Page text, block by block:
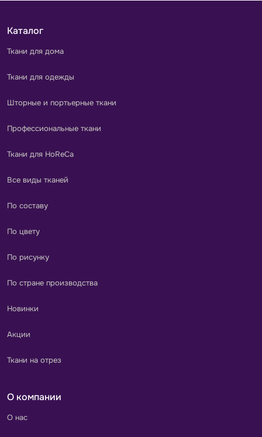
Каталог
Ткани для дома
Ткани для одежды
Шторные и портьерные ткани
Профессиональные ткани
Ткани для HoReCa
Все виды тканей
По составу
По цвету
По рисунку
По стране производства
Новинки
Акции
Ткани на отрез
О компании
О нас